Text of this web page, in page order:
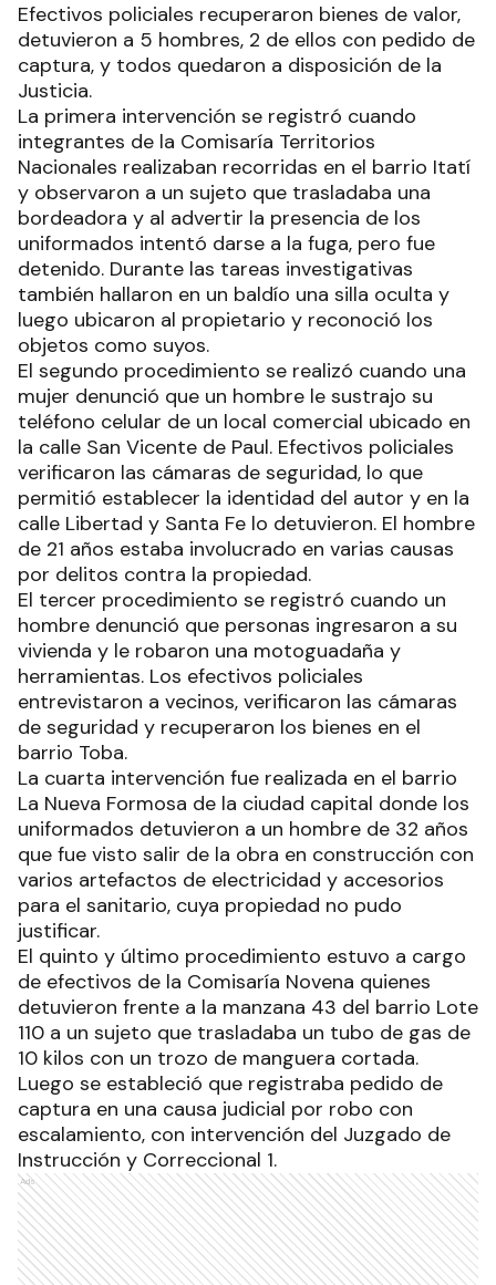
Efectivos policiales recuperaron bienes de valor,
detuvieron a 5 hombres, 2 de ellos con pedido de
captura, y todos quedaron a disposición de la
Justicia.
La primera intervención se registró cuando
integrantes de la Comisaría Territorios
Nacionales realizaban recorridas en el barrio Itatí
y observaron a un sujeto que trasladaba una
bordeadora y al advertir la presencia de los
uniformados intentó darse a la fuga, pero fue
detenido. Durante las tareas investigativas
también hallaron en un baldío una silla oculta y
luego ubicaron al propietario y reconoció los
objetos como suyos.
El segundo procedimiento se realizó cuando una
mujer denunció que un hombre le sustrajo su
teléfono celular de un local comercial ubicado en
la calle San Vicente de Paul. Efectivos policiales
verificaron las cámaras de seguridad, lo que
permitió establecer la identidad del autor y en la
calle Libertad y Santa Fe lo detuvieron. El hombre
de 21 años estaba involucrado en varias causas
por delitos contra la propiedad.
El tercer procedimiento se registró cuando un
hombre denunció que personas ingresaron a su
vivienda y le robaron una motoguadaña y
herramientas. Los efectivos policiales
entrevistaron a vecinos, verificaron las cámaras
de seguridad y recuperaron los bienes en el
barrio Toba.
La cuarta intervención fue realizada en el barrio
La Nueva Formosa de la ciudad capital donde los
uniformados detuvieron a un hombre de 32 años
que fue visto salir de la obra en construcción con
varios artefactos de electricidad y accesorios
para el sanitario, cuya propiedad no pudo
justificar.
El quinto y último procedimiento estuvo a cargo
de efectivos de la Comisaría Novena quienes
detuvieron frente a la manzana 43 del barrio Lote
110 a un sujeto que trasladaba un tubo de gas de
10 kilos con un trozo de manguera cortada.
Luego se estableció que registraba pedido de
captura en una causa judicial por robo con
escalamiento, con intervención del Juzgado de
Instrucción y Correccional 1.
Ads